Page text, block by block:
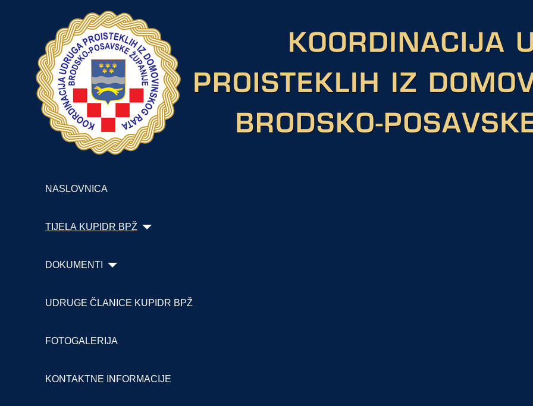
NASLOVNICA
TIJELA KUPIDR BPŽ
DOKUMENTI
UDRUGE ČLANICE KUPIDR BPŽ
FOTOGALERIJA
KONTAKTNE INFORMACIJE